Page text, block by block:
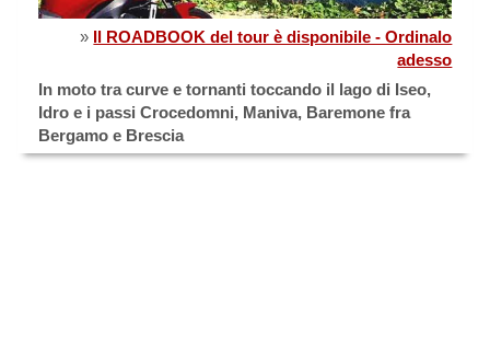
» Il ROADBOOK del tour è disponibile - Ordinalo
adesso
In moto tra curve e tornanti toccando il lago di Iseo,
Idro e i passi Crocedomni, Maniva, Baremone fra
Bergamo e Brescia